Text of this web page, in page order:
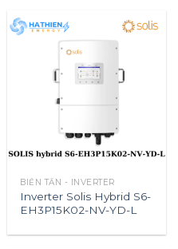
BIẾN TẦN - INVERTER
Inverter Solis Hybrid S6-
EH3P15K02-NV-YD-L